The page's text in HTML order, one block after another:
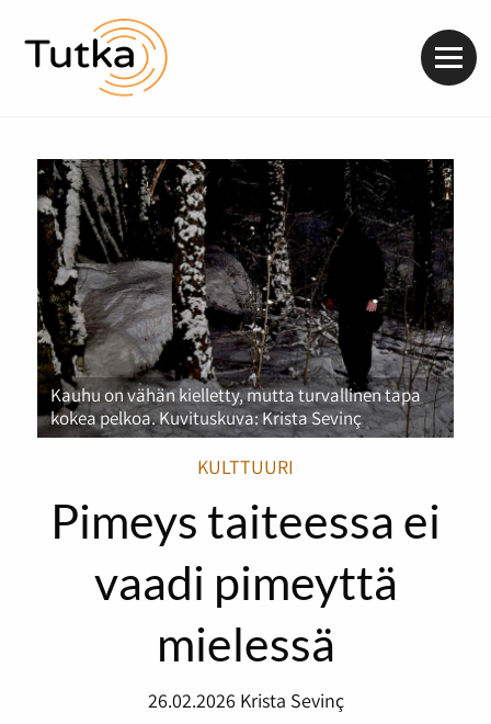
Kauhu on vähän kielletty, mutta turvallinen tapa
kokea pelkoa. Kuvituskuva: Krista Sevinç
KULTTUURI
Pimeys taiteessa ei
vaadi pimeyttä
mielessä
26.02.2026 Krista Sevinç